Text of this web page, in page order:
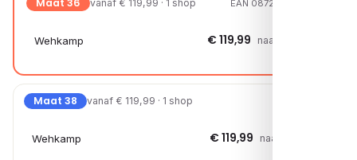
Maat 36 vanaf € 119,99 · 1 shop EAN 08721108186480
Wehkamp € 119,99 naar shop →
Maat 38 vanaf € 119,99 · 1 shop
Wehkamp € 119,99 naar shop →